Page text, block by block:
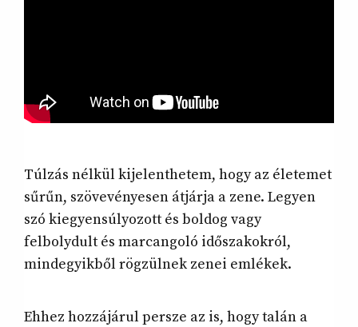
Túlzás nélkül kijelenthetem, hogy az életemet
sűrűn, szövevényesen átjárja a zene. Legyen
szó kiegyensúlyozott és boldog vagy
felbolydult és marcangoló időszakokról,
mindegyikből rögzülnek zenei emlékek.
Ehhez hozzájárul persze az is, hogy talán a